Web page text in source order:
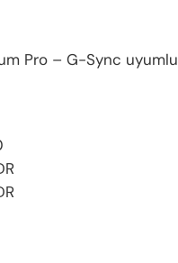
Pro – G-Sync uyumlu